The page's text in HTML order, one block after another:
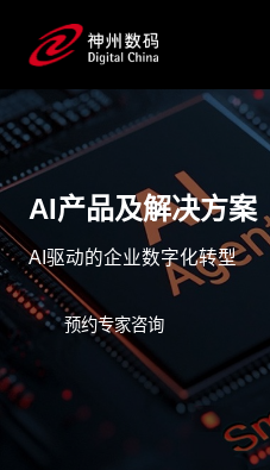
AI产品及解决方案
AI驱动的企业数字化转型
预约专家咨询